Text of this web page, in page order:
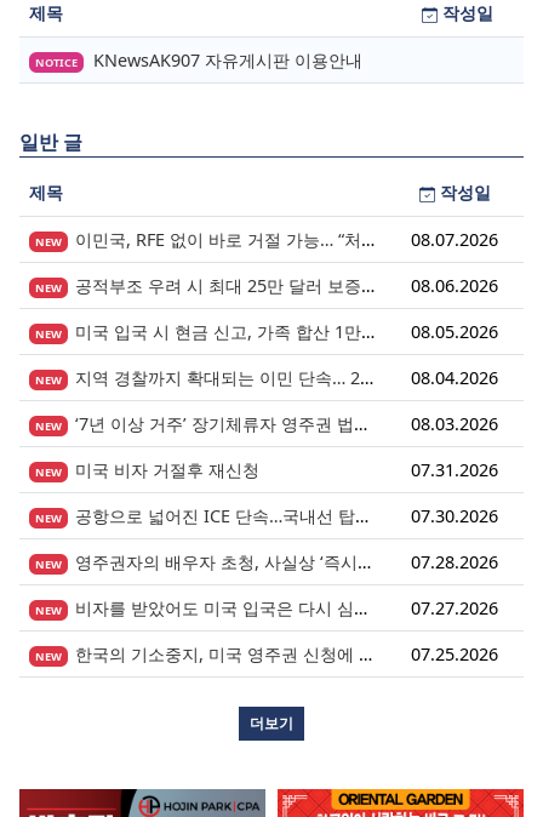
제목 작성일
NOTICE KNewsAK907 자유게시판 이용안내
일반 글
제목 작성일
NEW 이민국, RFE 없이 바로 거절 가능… “처음 제출이 마지막 기회” 시대가 시작됩니다. 08.07.2026
NEW 공적부조 우려 시 최대 25만 달러 보증금? 영주권 심사의 새로운 변수 08.06.2026
NEW 미국 입국 시 현금 신고, 가족 합산 1만 달러가 기준입니다. 08.05.2026
NEW 지역 경찰까지 확대되는 이민 단속… 287(g) 프로그램의 대대적 확장 08.04.2026
NEW ‘7년 이상 거주’ 장기체류자 영주권 법안 재추진… 현실화될 수 있을까? 08.03.2026
NEW 미국 비자 거절후 재신청 07.31.2026
NEW 공항으로 넓어진 ICE 단속…국내선 탑승도 더 이상 안전지대 아니다. 07.30.2026
NEW 영주권자의 배우자 초청, 사실상 ‘즉시 진행’ 시대 열렸다. 07.28.2026
NEW 비자를 받았어도 미국 입국은 다시 심사받습니다. 07.27.2026
NEW 한국의 기소중지, 미국 영주권 신청에 어떤 영향을 미칠까? 07.25.2026
더보기